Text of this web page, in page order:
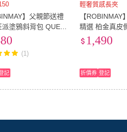
】父親節送禮
塗鴉斜背包 QUEE
封口/多色任選/女
(1)
記
輕奢質感長夾
【ROBINMAY
精選 柏金真皮
封口/多色任選/
1,490
折價券 登記